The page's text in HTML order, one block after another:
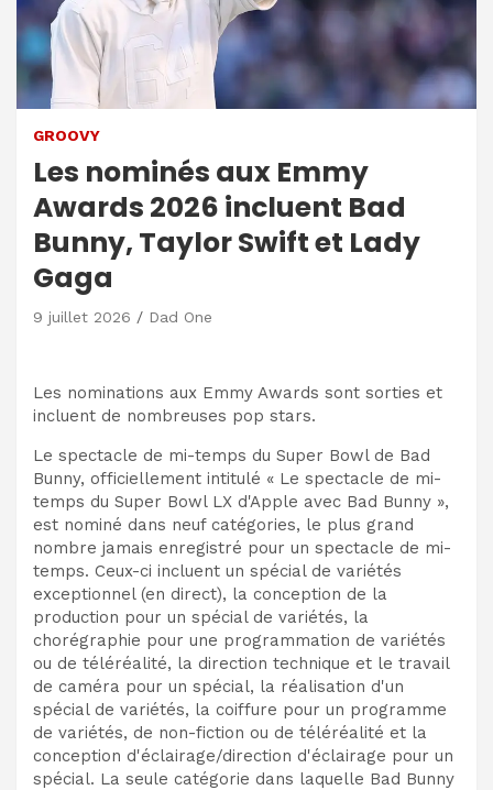
GROOVY
Les nominés aux Emmy
Awards 2026 incluent Bad
Bunny, Taylor Swift et Lady
Gaga
9 juillet 2026 Dad One
Les nominations aux Emmy Awards sont sorties et
incluent de nombreuses pop stars.
Le spectacle de mi-temps du Super Bowl de Bad
Bunny, officiellement intitulé « Le spectacle de mi-
temps du Super Bowl LX d'Apple avec Bad Bunny »,
est nominé dans neuf catégories, le plus grand
nombre jamais enregistré pour un spectacle de mi-
temps. Ceux-ci incluent un spécial de variétés
exceptionnel (en direct), la conception de la
production pour un spécial de variétés, la
chorégraphie pour une programmation de variétés
ou de téléréalité, la direction technique et le travail
de caméra pour un spécial, la réalisation d'un
spécial de variétés, la coiffure pour un programme
de variétés, de non-fiction ou de téléréalité et la
conception d'éclairage/direction d'éclairage pour un
spécial. La seule catégorie dans laquelle Bad Bunny